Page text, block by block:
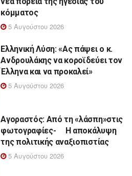
κόμματος
5 Αυγούστου 2026
Ελληνική Λύση: «Ας πάψει ο κ.
Ανδρουλάκης να κοροϊδεύει τον
Έλληνα και να προκαλεί»
5 Αυγούστου 2026
Αγοραστός: Από τη «λάσπη»στις
φωτογραφίες- Η αποκάλυψη
της πολιτικής αναξιοπιστίας
5 Αυγούστου 2026